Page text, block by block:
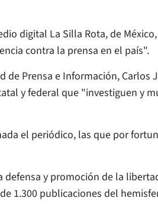
digital La Silla Rota,de
contra la prensa en el país".
de Prensa e Información, Carlos
y federal que "investiguen y
el periódico, las que por
y promoción de la
1.300 publicaciones del